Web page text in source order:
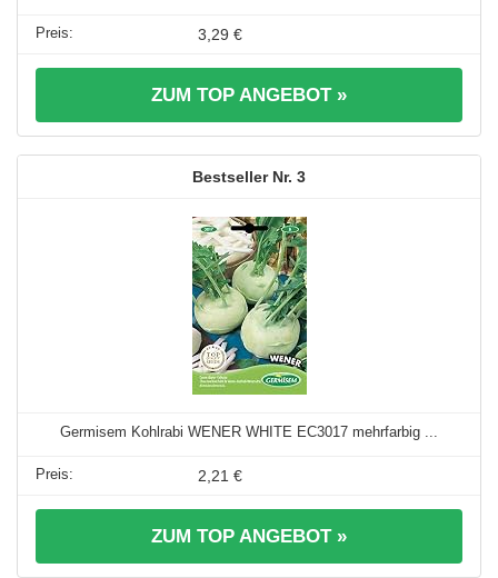
3,29 €
ZUM TOP ANGEBOT »
3
Germisem Kohlrabi WENER WHITE EC3017 mehrfarbig ...
2,21 €
ZUM TOP ANGEBOT »